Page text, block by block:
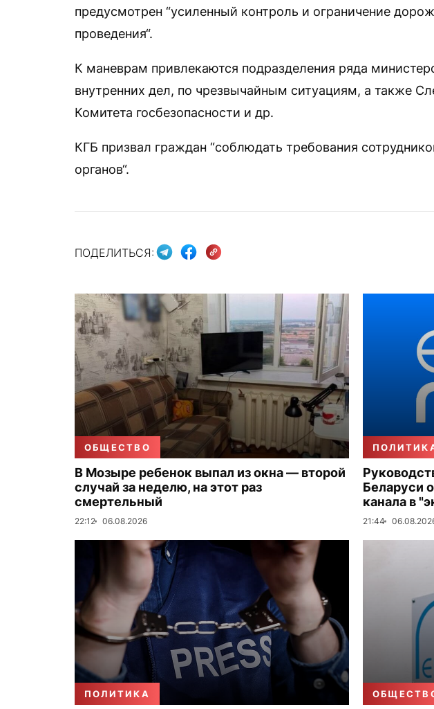
предусмотрен “усиленный контроль и ограничение
проведения“.
К маневрам привлекаются подразделения ряда
внутренних дел, по чрезвычайным ситуациям, а также
Комитета госбезопасности и др.
КГБ призвал граждан “соблюдать требования
органов“.
ПОДЕЛИТЬСЯ:
ОБЩЕСТВО
В Мозыре ребенок выпал из окна — второй
случай за неделю, на этот раз
смертельный
22:12 06.08.2026
Беларуси
канала в
21:44
ПОЛИТИКА